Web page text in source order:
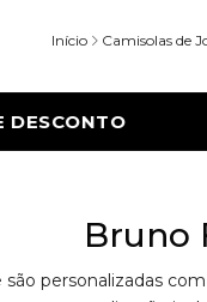
Início Camisolas de
Bruno
personalizadas